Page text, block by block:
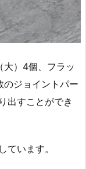
大）4個、フラッ
のジョイントパー
出すことができ
ています。